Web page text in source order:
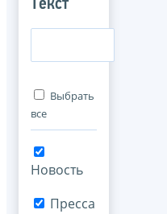
Текст
Выбрать
все
Новость
Пресса